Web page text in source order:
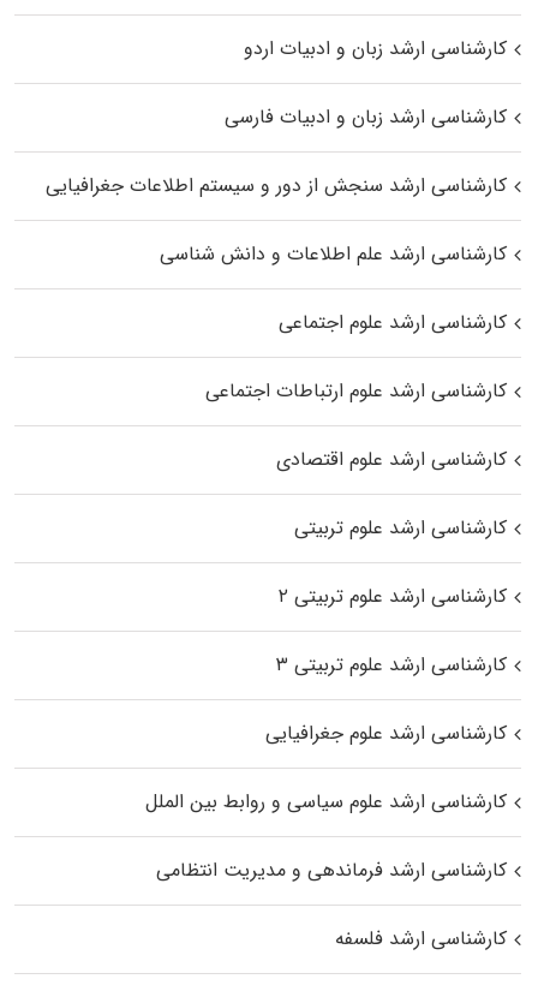
کارشناسی ارشد زبان و ادبیات اردو
کارشناسی ارشد زبان و ادبیات فارسی
کارشناسی ارشد سنجش از دور و سیستم اطلاعات جغرافیایی
کارشناسی ارشد علم اطلاعات و دانش شناسی
کارشناسی ارشد علوم اجتماعی
کارشناسی ارشد علوم ارتباطات اجتماعی
کارشناسی ارشد علوم اقتصادی
کارشناسی ارشد علوم تربیتی
کارشناسی ارشد علوم تربیتی ۲
کارشناسی ارشد علوم تربیتی ۳
کارشناسی ارشد علوم جغرافیایی
کارشناسی ارشد علوم سیاسی و روابط بین الملل
کارشناسی ارشد فرماندهی و مدیریت انتظامی
کارشناسی ارشد فلسفه